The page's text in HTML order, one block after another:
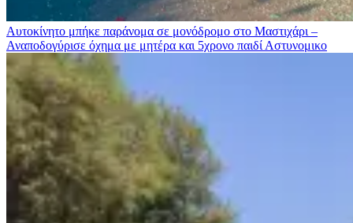
Αυτοκίνητο μπήκε παράνομα σε μονόδρομο στο Μαστιχάρι –
Αναποδογύρισε όχημα με μητέρα και 5χρονο παιδί Αστυνομικο